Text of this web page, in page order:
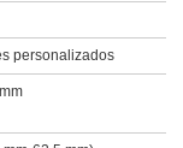
personalizados